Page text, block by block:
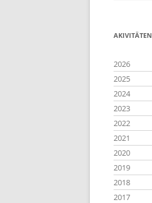
AKIVITÄTEN
2026
2025
2024
2023
2022
2021
2020
2019
2018
2017